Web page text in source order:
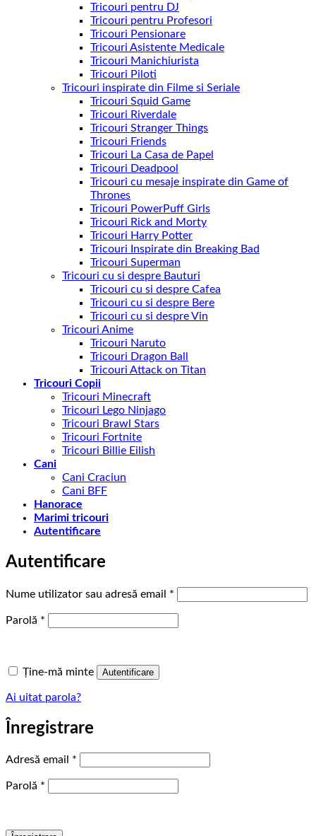
Tricouri pentru DJ
Tricouri pentru Profesori
Tricouri Pensionare
Tricouri Asistente Medicale
Tricouri Manichiurista
Tricouri Piloti
Tricouri inspirate din Filme si Seriale
Tricouri Squid Game
Tricouri Riverdale
Tricouri Stranger Things
Tricouri Friends
Tricouri La Casa de Papel
Tricouri Deadpool
Tricouri cu mesaje inspirate din Game of
Thrones
Tricouri PowerPuff Girls
Tricouri Rick and Morty
Tricouri Harry Potter
Tricouri Inspirate din Breaking Bad
Tricouri Superman
Tricouri cu si despre Bauturi
Tricouri cu si despre Cafea
Tricouri cu si despre Bere
Tricouri cu si despre Vin
Tricouri Anime
Tricouri Naruto
Tricouri Dragon Ball
Tricouri Attack on Titan
Tricouri Copii
Tricouri Minecraft
Tricouri Lego Ninjago
Tricouri Brawl Stars
Tricouri Fortnite
Tricouri Billie Eilish
Cani
Cani Craciun
Cani BFF
Hanorace
Marimi tricouri
Autentificare
Autentificare
Nume utilizator sau adresă email *
Parolă *
Ține-mă minte Autentificare
Ai uitat parola?
Înregistrare
Adresă email *
Parolă *